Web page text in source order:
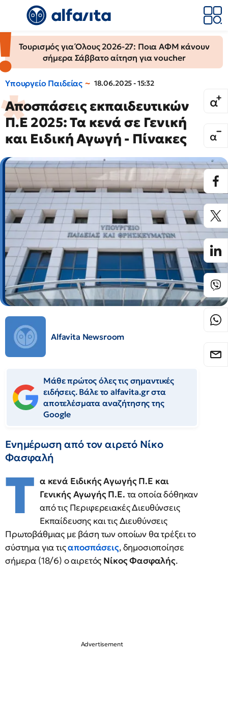
Τουρισμός για Όλους 2026-27: Ποια ΑΦΜ κάνουν
σήμερα Σάββατο αίτηση για voucher
Υπουργείο Παιδείας 18.06.2025 - 15:32
Αποσπάσεις εκπαιδευτικών
Π.Ε 2025: Τα κενά σε Γενική
και Ειδική Αγωγή - Πίνακες
Alfavita Newsroom
Μάθε πρώτος όλες τις σημαντικές
ειδήσεις. Βάλε το alfavita.gr στα
αποτελέσματα αναζήτησης της
Google
Ενημέρωση από τον αιρετό Νίκο
Φασφαλή
Τ α κενά Ειδικής Αγωγής Π.Ε και
Γενικής Αγωγής Π.Ε. τα οποία δόθηκαν
από τις Περιφερειακές Διευθύνσεις
Εκπαίδευσης και τις Διευθύνσεις
Πρωτοβάθμιας με βάση των οποίων θα τρέξει το
σύστημα για τιςαποσπάσεις, δημοσιοποίησε
σήμερα (18/6) ο αιρετός Νίκος Φασφαλής.